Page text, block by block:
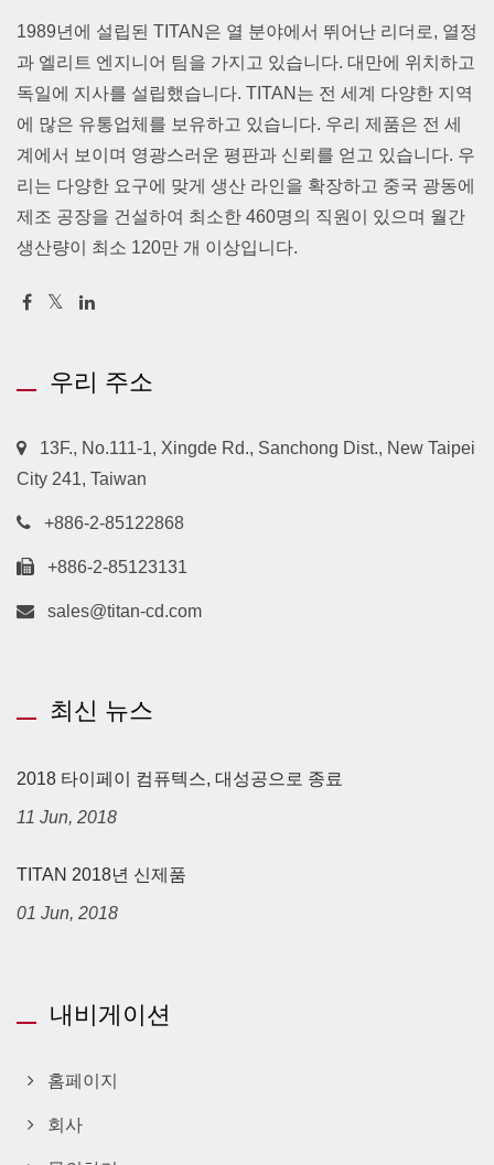
1989년에 설립된 TITAN은 열 분야에서 뛰어난 리더로, 열정
과 엘리트 엔지니어 팀을 가지고 있습니다. 대만에 위치하고
독일에 지사를 설립했습니다. TITAN는 전 세계 다양한 지역
에 많은 유통업체를 보유하고 있습니다. 우리 제품은 전 세
계에서 보이며 영광스러운 평판과 신뢰를 얻고 있습니다. 우
리는 다양한 요구에 맞게 생산 라인을 확장하고 중국 광동에
제조 공장을 건설하여 최소한 460명의 직원이 있으며 월간
생산량이 최소 120만 개 이상입니다.
우리 주소
13F., No.111-1, Xingde Rd., Sanchong Dist., New Taipei
City 241, Taiwan
+886-2-85122868
+886-2-85123131
sales@titan-cd.com
최신 뉴스
2018 타이페이 컴퓨텍스, 대성공으로 종료
11 Jun, 2018
TITAN 2018년 신제품
01 Jun, 2018
내비게이션
홈페이지
회사